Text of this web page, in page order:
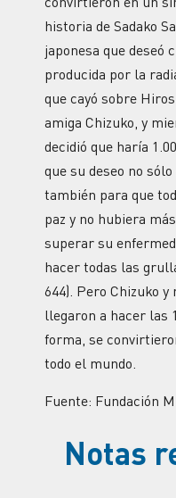
historia de Sadako
japonesa que deseó
producida por la
que cayó sobre
amiga Chizuko, y
decidió que haría
que su deseo no
también para que
paz y no hubiera
superar su
hacer todas las
644). Pero Chizuko
llegaron a hacer las
forma, se
todo el mundo.
Fuente: Fundación
Notas